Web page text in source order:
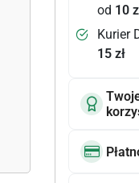
od 10
Kurier
15 zł